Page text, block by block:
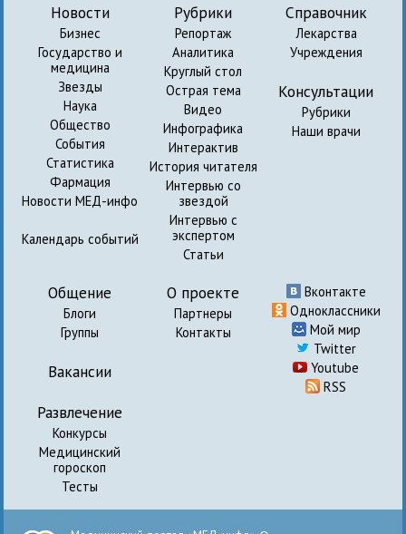
Новости
Бизнес
Государство и
медицина
Звезды
Наука
Общество
События
Статистика
Фармация
Новости МЕД-инфо
Календарь событий
Рубрики
Репортаж
Аналитика
Круглый стол
Острая тема
Видео
Инфографика
Интерактив
История читателя
Интервью со
звездой
Интервью с
экспертом
Статьи
Справочник
Лекарства
Учреждения
Консультации
Рубрики
Наши врачи
Общение
Блоги
Группы
Вакансии
Развлечение
Конкурсы
Медицинский
гороскоп
Тесты
О проекте
Партнеры
Контакты
Вконтакте
Одноклассники
Мой мир
Twitter
Youtube
RSS